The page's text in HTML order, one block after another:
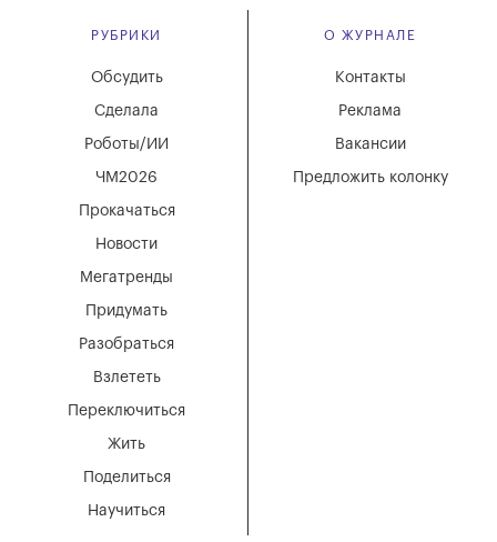
РУБРИКИ
Мегатренды
Придумать
Разобраться
Взлететь
Новости
Переключиться
Жить
Поделиться
Научиться
Обсудить
Сделала
Роботы/ИИ
ЧМ2026
Прокачаться
О ЖУРНАЛЕ
Вакансии
Реклама
Контакты
Предложить колонку